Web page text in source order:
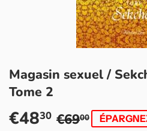
Magasin sexuel /
Tome 2
€4830 €6900Prix
€69,00
Prix
€48,30